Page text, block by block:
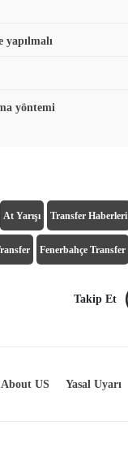
yöntemi
At Yarışı Transfer Haberleri
Fenerbahçe Transfer
Takip Et
About US Yasal Uyarı